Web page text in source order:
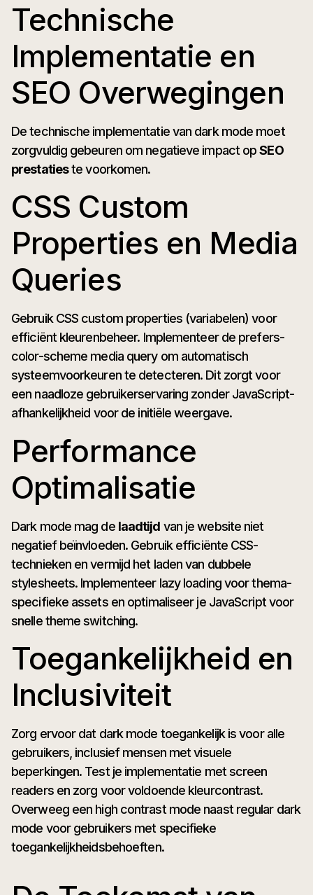
Technische
Implementatie en
SEO Overwegingen
De technische implementatie van dark mode moet
zorgvuldig gebeuren om negatieve impact opSEO
prestatieste voorkomen.
CSS Custom
Properties en Media
Queries
Gebruik CSS custom properties (variabelen) voor
efficiënt kleurenbeheer. Implementeer de prefers-
color-scheme media query om automatisch
systeemvoorkeuren te detecteren. Dit zorgt voor
een naadloze gebruikerservaring zonder JavaScript-
afhankelijkheid voor de initiële weergave.
Performance
Optimalisatie
Dark mode mag de laadtijd van je website niet
negatief beïnvloeden. Gebruik efficiënte CSS-
technieken en vermijd het laden van dubbele
stylesheets. Implementeer lazy loading voor thema-
specifieke assets en optimaliseer je JavaScript voor
snelle theme switching.
Toegankelijkheid en
Inclusiviteit
Zorg ervoor dat dark mode toegankelijk is voor alle
gebruikers, inclusief mensen met visuele
beperkingen. Test je implementatie met screen
readers en zorg voor voldoende kleurcontrast.
Overweeg een high contrast mode naast regular dark
mode voor gebruikers met specifieke
toegankelijkheidsbehoeften.